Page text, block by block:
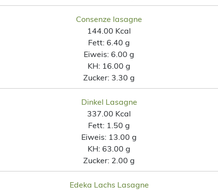
Consenze lasagne
144.00 Kcal
Fett: 6.40 g
Eiweis: 6.00 g
KH: 16.00 g
Zucker: 3.30 g
Dinkel Lasagne
337.00 Kcal
Fett: 1.50 g
Eiweis: 13.00 g
KH: 63.00 g
Zucker: 2.00 g
Edeka Lachs Lasagne